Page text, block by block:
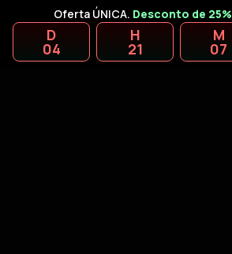
Oferta ÚNICA. Desconto de 25%
D
04
H
21
M
07